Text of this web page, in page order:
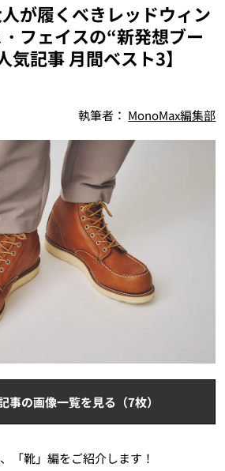
人が履くべきレッドウィン
フェイスの“新発想ブー
気記事 月間ベスト3】
執筆者： MonoMax編集部
事の画像一覧を見る（7枚）
「靴」編をご紹介します！